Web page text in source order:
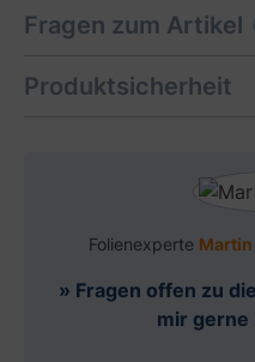
Fragen zum Artikel
Produktsicherheit
Folienexperte Martin
» Fragen offen zu
mir gerne